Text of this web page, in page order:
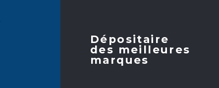
Dépositaire
des meilleures
marques